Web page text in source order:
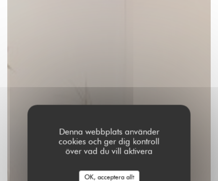
Denna webbplats använder
cookies och ger dig kontroll
över vad du vill aktivera
OK, acceptera allt
SOYA CANTINE BIO
|PARIS